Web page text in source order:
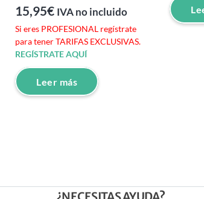
15,95€ IVA no incluido
Si eres PROFESIONAL regístrate
para tener TARIFAS EXCLUSIVAS.
REGÍSTRATE AQUÍ
Leer más